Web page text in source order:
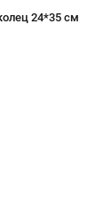
24*35 см